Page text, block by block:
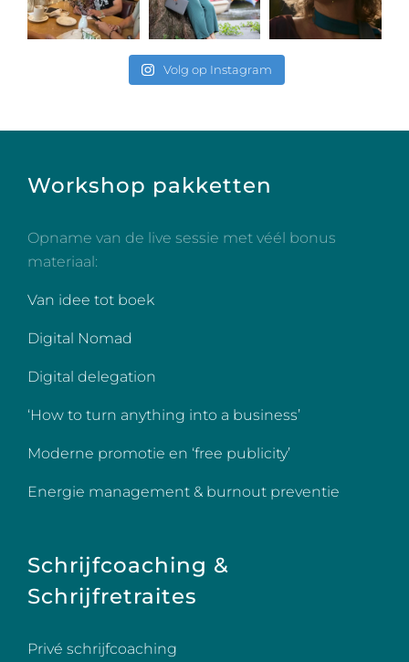
Volg op Instagram
Workshop pakketten
Opname van de live sessie met véél bonus
materiaal:
Van idee tot boek
Digital Nomad
Digital delegation
‘How to turn anything into a business’
Moderne promotie en ‘free publicity’
Energie management & burnout preventie
Schrijfcoaching &
Schrijfretraites
Privé schrijfcoaching